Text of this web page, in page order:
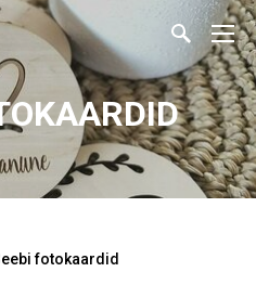
fotokaardid